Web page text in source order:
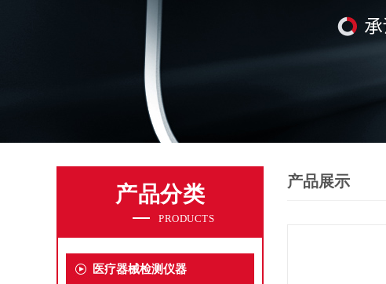
产品分类
PRODUCTS
医疗器械检测仪器
产品展示